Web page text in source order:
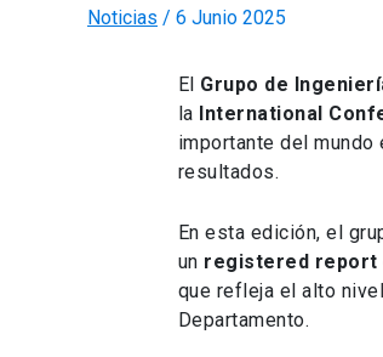
Noticias / 6 Junio 2025
El Grupo de
la International
importante del mundo
resultados.
En esta edición, el
un registered report
que refleja el alto
Departamento.